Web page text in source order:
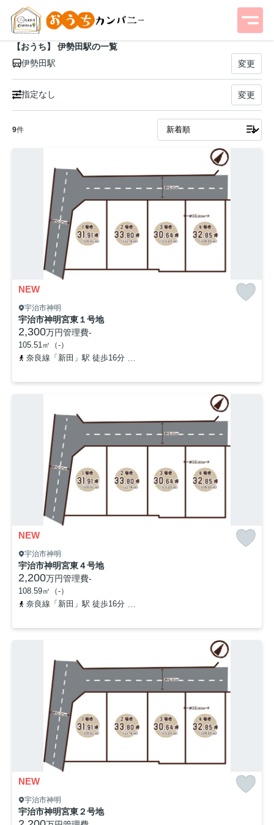
【おうち】 伊勢田駅の一覧
伊勢田駅
変更
指定なし 変更
9件
NEW
宇治市神明
宇治市神明宮東１号地
2,300万円管理費-
105.51㎡（-）
奈良線「新田」駅 徒歩16分
NEW
宇治市神明
宇治市神明宮東４号地
2,200万円管理費-
108.59㎡（-）
奈良線「新田」駅 徒歩16分
NEW
宇治市神明
宇治市神明宮東２号地